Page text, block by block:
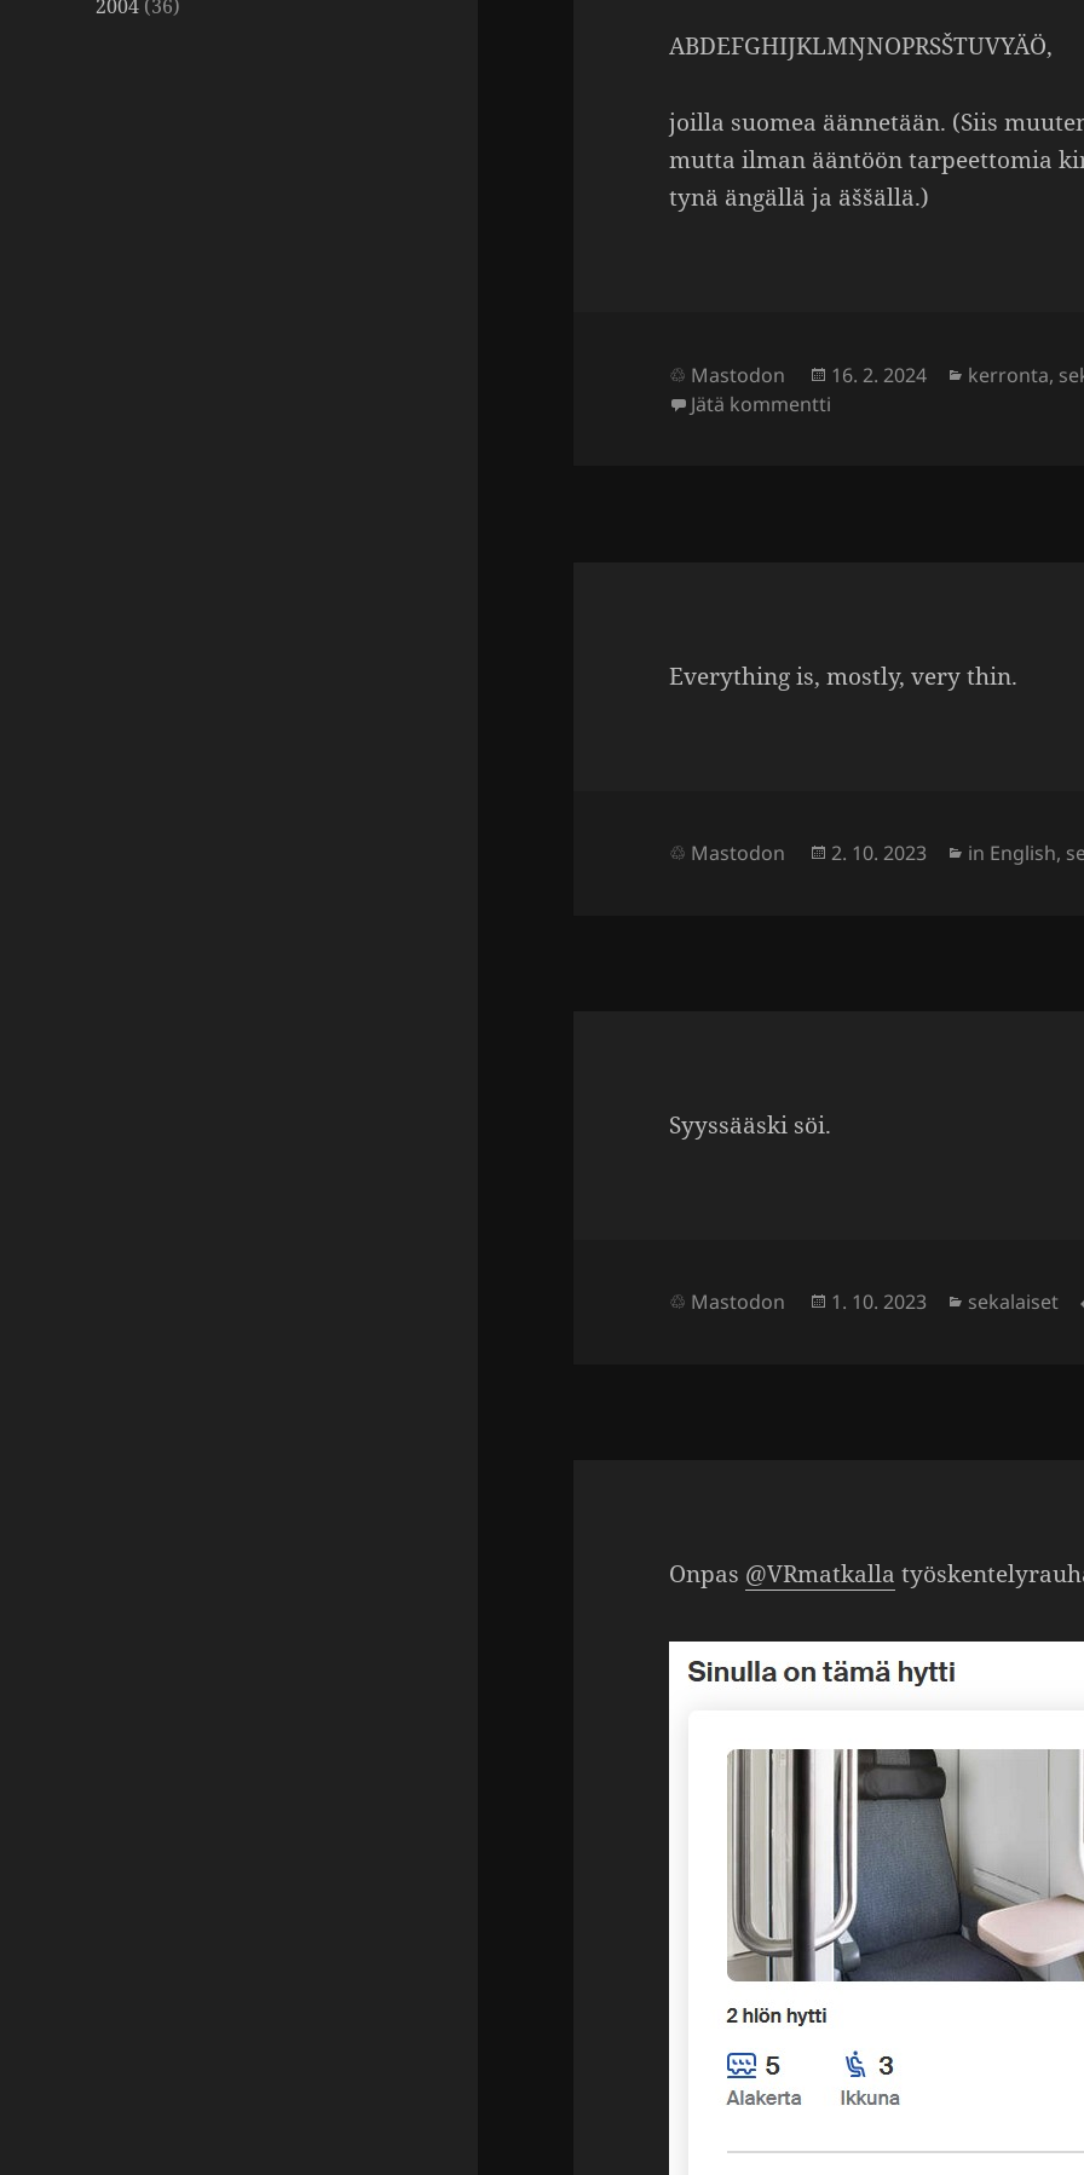
2004 (36)
ABDEFGHIJKLMŊNOPRSŠTUVYÄÖ,
joilla suomea äänne­tään. (Siis
mutta ilman ääntöön tarpeet­tomia
tynä ängällä ja äššällä.)
Mastodon Julkaistu
16. 2. 2024 Kategoriat
kerronta,
Jätä kommentti
Everyt­hing is, mostly, very thin.
Mastodon Julkaistu
2. 10. 2023 Kategoriat
in English,
Syys­sääski söi.
Mastodon Julkaistu
1. 10. 2023 Kategoriat
sekalaiset
Onpas @VRmatkalla